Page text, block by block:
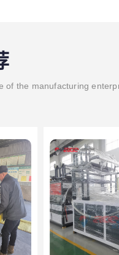
of the manufacturing